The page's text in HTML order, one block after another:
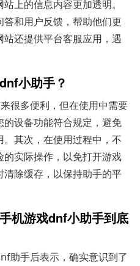
上的信息内容更加透明。
和用户反馈，帮助他们更
还提供平台客服应用，遇
小助手？
很多便利，但在使用中需要
设备功能符合规定，避免
其次，在使用过程中，不
实际操作，以免打开游戏
除缓存，以保持助手的平
机游戏dnf小助手到底
助手后表示，确实意识到了